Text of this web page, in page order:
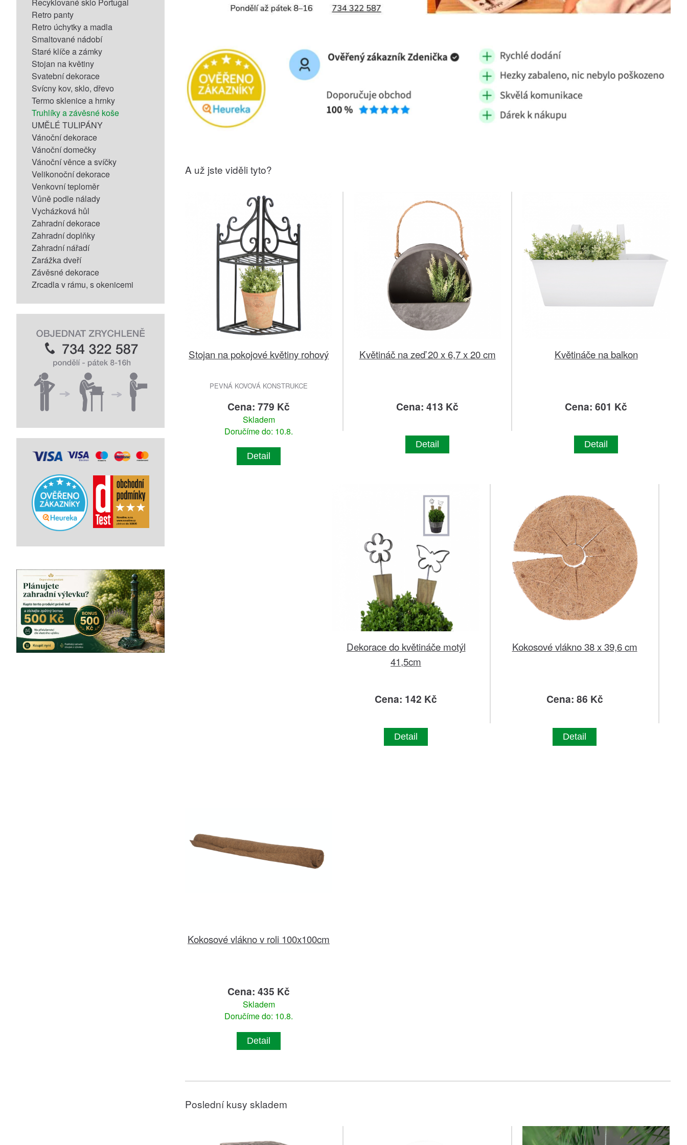
Retro panty
Retro úchytky a madla
Smaltované nádobí
Staré klíče a zámky
Stojan na květiny
Svatební dekorace
Svícny kov, sklo, dřevo
Termo sklenice a hrnky
Truhlíky a závěsné koše
UMĚLÉ TULIPÁNY
Vánoční dekorace
Vánoční domečky
Vánoční věnce a svíčky
Velikonoční dekorace
Venkovní teploměr
Vůně podle nálady
Vycházková hůl
Zahradní dekorace
Zahradní doplňky
Zahradní nářadí
Zarážka dveří
Závěsné dekorace
Zrcadla v rámu, s okenicemi
A už jste viděli tyto?
Stojan na pokojové květiny rohový
PEVNÁ KOVOVÁ KONSTRUKCE
Cena: 779 Kč
Skladem
Doručíme do: 10.8.
Detail
Květináč na zeď 20 x 6,7 x 20 cm
Cena: 413 Kč
Detail
Květináče na balkon
Cena: 601 Kč
Detail
Dekorace do květináče motýl
41,5cm
Cena: 142 Kč
Detail
Kokosové vlákno 38 x 39,6 cm
Cena: 86 Kč
Detail
Kokosové vlákno v roli 100x100cm
Cena: 435 Kč
Skladem
Doručíme do: 10.8.
Detail
Poslední kusy skladem